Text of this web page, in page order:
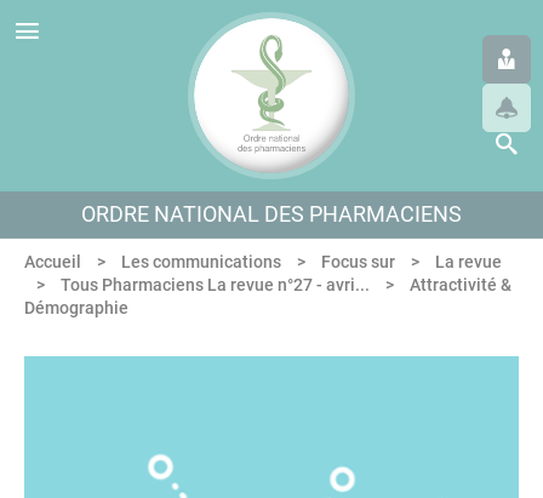
Aller au menu
Aller au contenu
Aller en bas de page
ORDRE NATIONAL DES PHARMACIENS
Accueil Les communications Focus sur
La revue
Tous Pharmaciens La revue n°27 - avri...
Attractivité &
Démographie
Panneau de gestion des cookies